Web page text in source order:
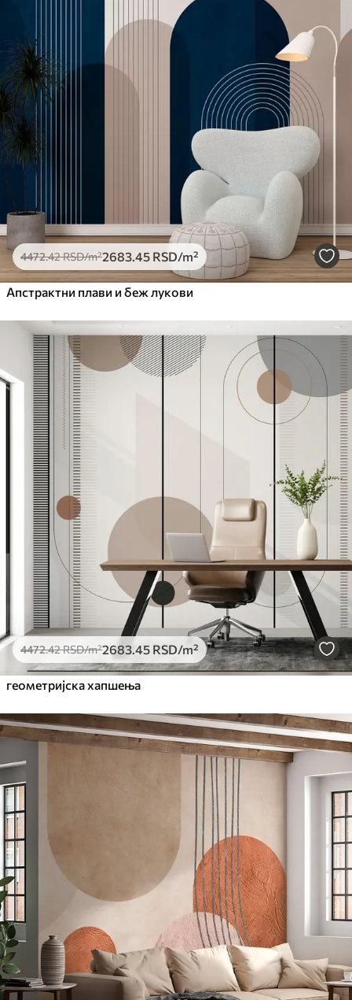
4472 .45
Премиум
5525
Премиум
6333
Peel and Stick
8166.674900.00RSD/m²
4472.42RSD/m²2683.45 RSD/m²
Апстрактни плави и беж лукови
4472.42RSD/m²2683.45 RSD/m²
геометријска хапшења